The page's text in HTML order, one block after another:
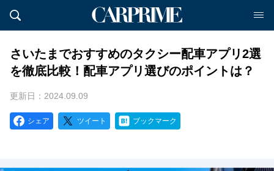
さいたまでおすすめのタクシー配車アプリ2選
を徹底比較！配車アプリ選びのポイントは？
更新日：2024.09.09
シェア ツイート ブックマーク